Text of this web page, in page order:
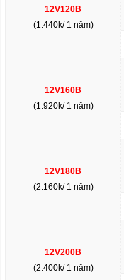
12V120B
(1.440k/ 1 năm)
12V160B
(1.920k/ 1 năm)
12V180B
(2.160k/ 1 năm)
12V200B
(2.400k/ 1 năm)